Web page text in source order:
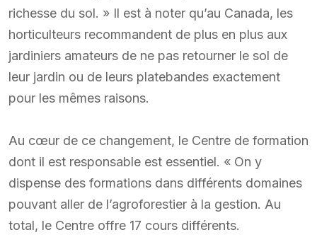
richesse du sol. » Il est à noter qu’au Canada, les
horticulteurs recommandent de plus en plus aux
jardiniers amateurs de ne pas retourner le sol de
leur jardin ou de leurs platebandes exactement
pour les mêmes raisons.
Au cœur de ce changement, le Centre de formation
dont il est responsable est essentiel. « On y
dispense des formations dans différents domaines
pouvant aller de l’agroforestier à la gestion. Au
total, le Centre offre 17 cours différents.